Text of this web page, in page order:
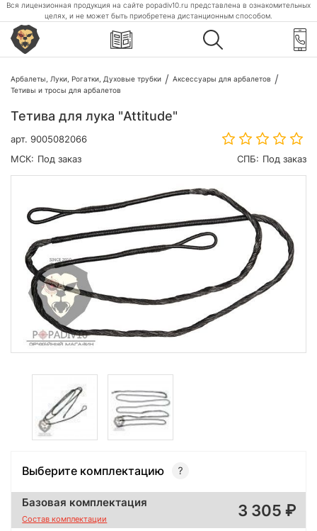
Вся лицензионная продукция на сайте popadiv10.ru представлена в ознакомительных
целях, и не может быть приобретена дистанционным способом.
Арбалеты, Луки, Рогатки, Духовые трубки
Аксессуары для арбалетов
Тетивы и тросы для арбалетов
Тетива для лука "Attitude"
арт. 9005082066
МСК: Под заказ СПБ: Под заказ
Выберите комплектацию
Базовая комплектация
Состав комплектации 3 305